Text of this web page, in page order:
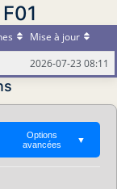
Mise à jour
2026-07-23 08:11
Options
avancées
▼